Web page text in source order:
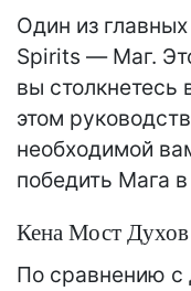
Один из
Spirits — Маг.
вы столкнетесь
этом
необходимой
победить Мага
Кена Мост
По сравнению с